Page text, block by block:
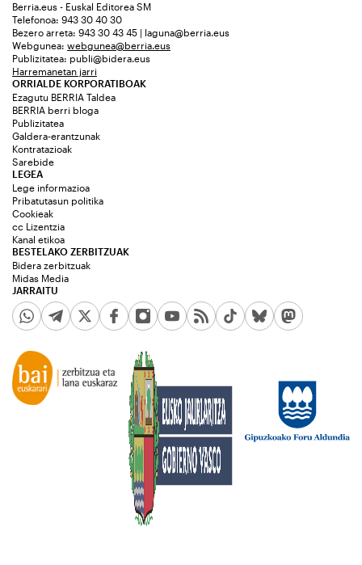
Berria.eus - Euskal Editorea SM
Telefonoa: 943 30 40 30
Bezero arreta: 943 30 43 45 | laguna@berria.eus
Webgunea: webgunea@berria.eus
Publizitatea: publi@bidera.eus
Harremanetan jarri
ORRIALDE KORPORATIBOAK
Ezagutu BERRIA Taldea
BERRIA berri bloga
Publizitatea
Galdera-erantzunak
Kontratazioak
Sarebide
JARRAITU
LEGEA
Lege informazioa
Pribatutasun politika
Cookieak
cc Lizentzia
Kanal etikoa
BESTELAKO ZERBITZUAK
Bidera zerbitzuak
Midas Media